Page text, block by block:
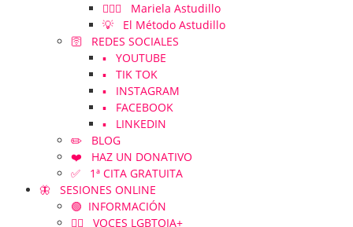
👱🏻‍♀️ Mariela Astudillo
💡 El Método Astudillo
🛜 REDES SOCIALES
▪️ YOUTUBE
▪️ TIK TOK
▪️ INSTAGRAM
▪️ FACEBOOK
▪️ LINKEDIN
✏️ BLOG
❤️ HAZ UN DONATIVO
✅ 1ª CITA GRATUITA
🦋 SESIONES ONLINE
🟢 INFORMACIÓN
🏳️‍🌈 VOCES LGBTQIA+